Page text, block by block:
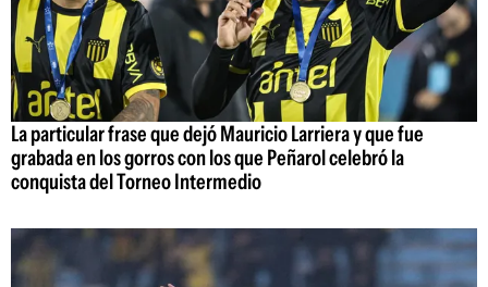
La particular frase que dejó Mauricio Larriera y que fue
grabada en los gorros con los que Peñarol celebró la
conquista del Torneo Intermedio